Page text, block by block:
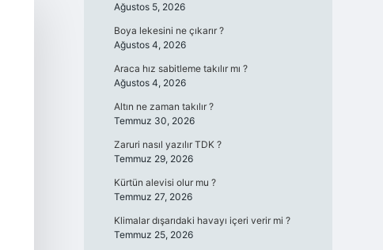
Ağustos 5, 2026
Boya lekesini ne çıkarır ?
Ağustos 4, 2026
Araca hız sabitleme takılır mı ?
Ağustos 4, 2026
Altın ne zaman takılır ?
Temmuz 30, 2026
Zaruri nasıl yazılır TDK ?
Temmuz 29, 2026
Kürtün alevisi olur mu ?
Temmuz 27, 2026
Klimalar dışarıdaki havayı içeri verir mi ?
Temmuz 25, 2026